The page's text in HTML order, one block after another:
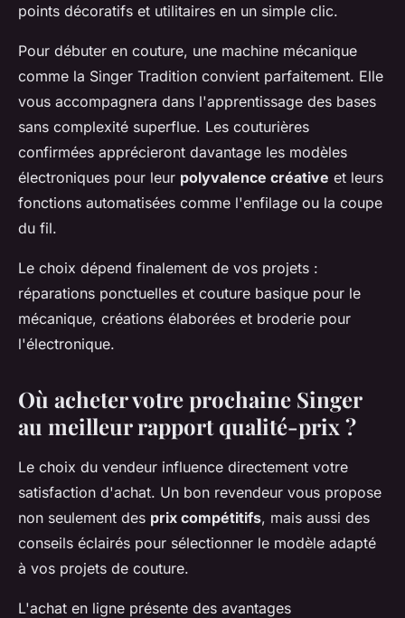
points décoratifs et utilitaires en un simple clic.
Pour débuter en couture, une machine mécanique
comme la Singer Tradition convient parfaitement. Elle
vous accompagnera dans l'apprentissage des bases
sans complexité superflue. Les couturières
confirmées apprécieront davantage les modèles
électroniques pour leur polyvalence créative et leurs
fonctions automatisées comme l'enfilage ou la coupe
du fil.
Le choix dépend finalement de vos projets :
réparations ponctuelles et couture basique pour le
mécanique, créations élaborées et broderie pour
l'électronique.
Où acheter votre prochaine Singer
au meilleur rapport qualité-prix ?
Le choix du vendeur influence directement votre
satisfaction d'achat. Un bon revendeur vous propose
non seulement des prix compétitifs, mais aussi des
conseils éclairés pour sélectionner le modèle adapté
à vos projets de couture.
L'achat en ligne présente des avantages